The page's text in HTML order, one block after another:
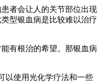
者会让人的关节部位出现
型银血病是比较难以治疗
有根治的希望。那银血病
以使用光化学疗法和一些